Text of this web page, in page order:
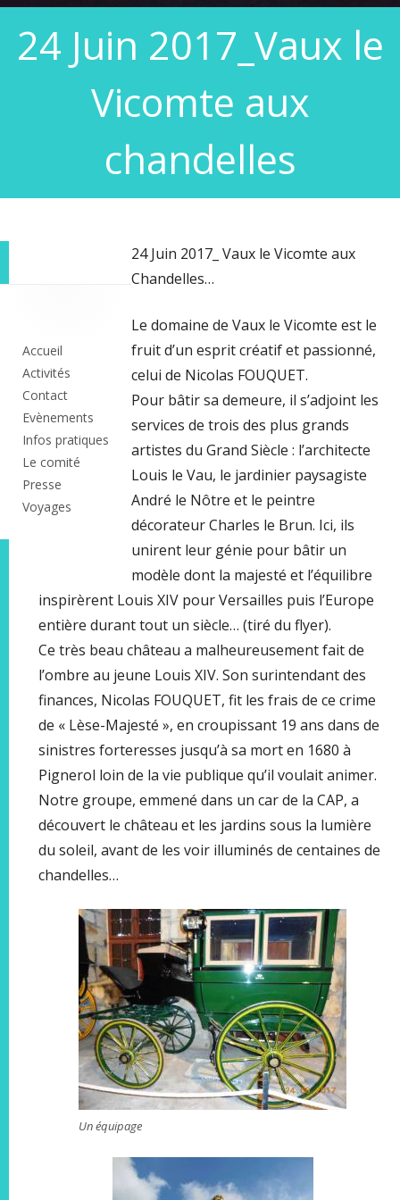
24 Juin 2017_Vaux le
Vicomte aux
chandelles
principale
Accueil
Activités
Contact
Evènements
Infos pratiques
Le comité
Presse
Voyages
24 Juin 2017_ Vaux le Vicomte aux
Chandelles…
Le domaine de Vaux le Vicomte est le
fruit d’un esprit créatif et passionné,
celui de Nicolas FOUQUET.
Pour bâtir sa demeure, il s’adjoint les
services de trois des plus grands
artistes du Grand Siècle : l’architecte
Louis le Vau, le jardinier paysagiste
André le Nôtre et le peintre
décorateur Charles le Brun. Ici, ils
unirent leur génie pour bâtir un
modèle dont la majesté et l’équilibre
inspirèrent Louis XIV pour Versailles puis l’Europe
entière durant tout un siècle… (tiré du flyer).
Ce très beau château a malheureusement fait de
l’ombre au jeune Louis XIV. Son surintendant des
finances, Nicolas FOUQUET, fit les frais de ce crime
de « Lèse-Majesté », en croupissant 19 ans dans de
sinistres forteresses jusqu’à sa mort en 1680 à
Pignerol loin de la vie publique qu’il voulait animer.
Notre groupe, emmené dans un car de la CAP, a
découvert le château et les jardins sous la lumière
du soleil, avant de les voir illuminés de centaines de
chandelles…
Un équipage